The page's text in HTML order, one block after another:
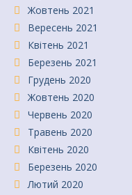
Жовтень 2021
Вересень 2021
Квітень 2021
Березень 2021
Грудень 2020
Жовтень 2020
Червень 2020
Травень 2020
Квітень 2020
Березень 2020
Лютий 2020